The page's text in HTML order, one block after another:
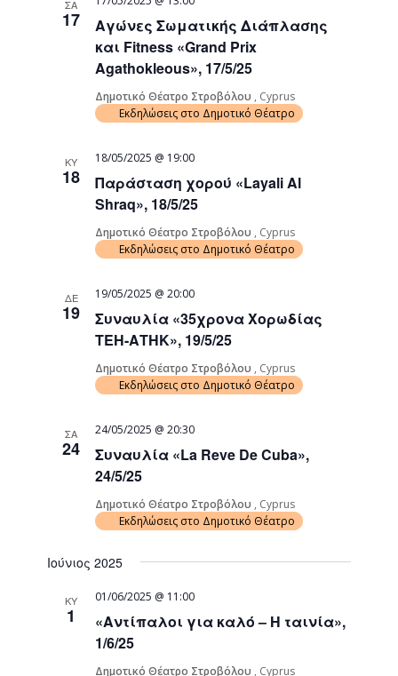
ΣΑ
17
Αγώνες Σωματικής Διάπλασης
και Fitness «Grand Prix
Agathokleous», 17/5/25
Δημοτικό Θέατρο Στροβόλου , Cyprus
Εκδηλώσεις στο Δημοτικό Θέατρο
ΚΥ
18
Παράσταση χορού «Layali Al
Shraq», 18/5/25
18/05/2025 @ 19:00
Δημοτικό Θέατρο Στροβόλου , Cyprus
Εκδηλώσεις στο Δημοτικό Θέατρο
ΔΕ
19
Συναυλία «35χρονα Χορωδίας
ΤΕΗ-ΑΤΗΚ», 19/5/25
19/05/2025 @ 20:00
Δημοτικό Θέατρο Στροβόλου , Cyprus
Εκδηλώσεις στο Δημοτικό Θέατρο
ΣΑ
24
Συναυλία «La Reve De Cuba»,
24/5/25
24/05/2025 @ 20:30
Δημοτικό Θέατρο Στροβόλου , Cyprus
Εκδηλώσεις στο Δημοτικό Θέατρο
Ιούνιος 2025
ΚΥ
1
«Αντίπαλοι για καλό – Η ταινία»,
1/6/25
01/06/2025 @ 11:00
Δημοτικό Θέατρο Στροβόλου , Cyprus